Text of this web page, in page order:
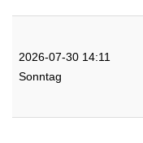
2026-07-30 14:11
Sonntag